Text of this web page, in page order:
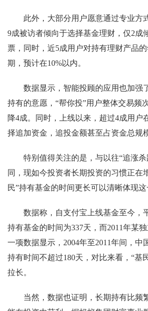
此外，大部分用户愿意通过专业方
9成被访者倾向于选择基金理财，仅2成
票，同时，近5成用户对持有理财产品
期，预计在10%以内。
数据显示，智能投顾的应用也加强
持有的意愿，“帮你投”用户整体交易频
降4成。同时，上线以来，超过4成用户
择追加资金，追投金额甚至占资金总规
特别值得关注的是，与以往“追涨
同，现如今投资者长期投资的习惯正在
民”持有基金的时间更长可以清晰体现这
数据称，自支付宝上线基金至今，
持有基金的时间为337天，而2011年某
一项数据显示，2004年至2011年间，中
持有时间不超过180天，对比来看，“基
拉长。
当然，数据也证明，长期持有比频